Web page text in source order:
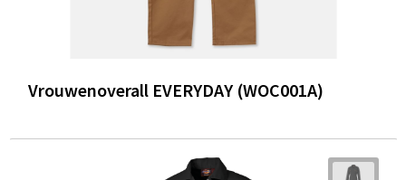
Vrouwenoverall EVERYDAY (WOC001A)